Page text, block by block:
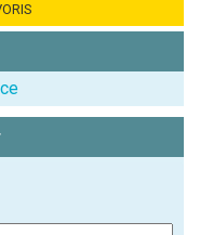
que mon avis